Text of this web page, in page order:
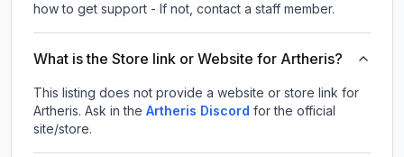
how to get support - If not, contact a staff member.
What is the Store link or Website for Artheris?
This listing does not provide a website or store link for
Artheris. Ask in the Artheris Discord for the official
site/store.